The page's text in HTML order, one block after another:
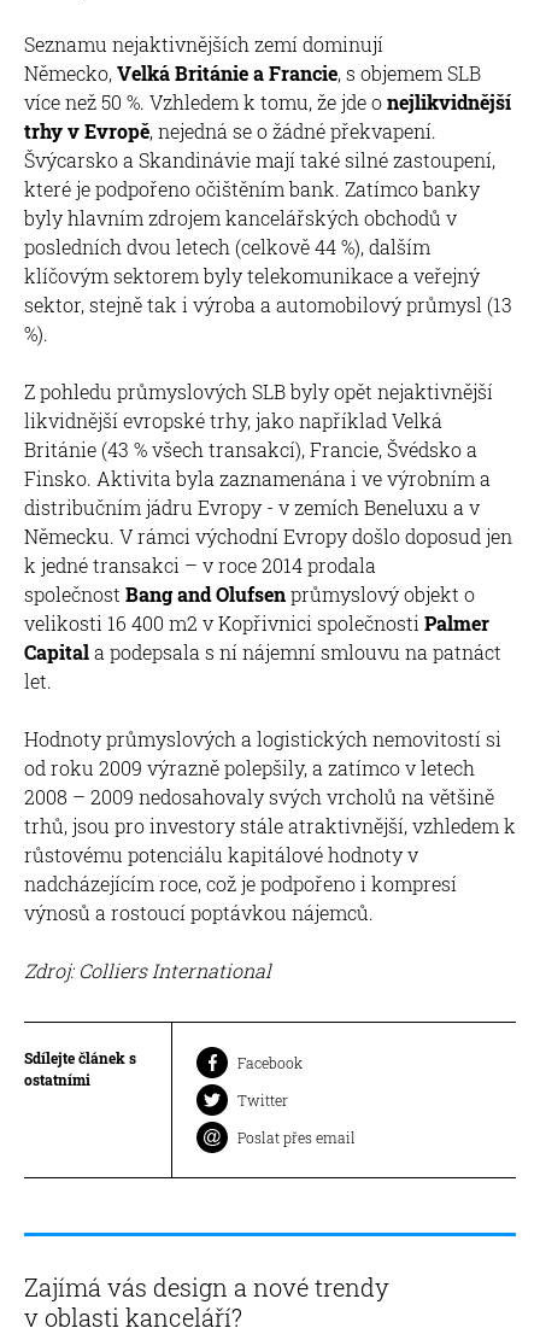
Seznamu nejaktivnějších zemí dominují
Německo,Velká Británie a Francie, s objemem SLB
více než 50 %. Vzhledem k tomu, že jde onejlikvidnější
trhy v Evropě, nejedná se o žádné překvapení.
Švýcarsko a Skandinávie mají také silné zastoupení,
které je podpořeno očištěním bank. Zatímco banky
byly hlavním zdrojem kancelářských obchodů v
posledních dvou letech (celkově 44 %), dalším
klíčovým sektorem byly telekomunikace a veřejný
sektor, stejně tak i výroba a automobilový průmysl (13
%).
Z pohledu průmyslových SLB byly opět nejaktivnější
likvidnější evropské trhy, jako například Velká
Británie (43 % všech transakcí), Francie, Švédsko a
Finsko. Aktivita byla zaznamenána i ve výrobním a
distribučním jádru Evropy - v zemích Beneluxu a v
Německu. V rámci východní Evropy došlo doposud jen
k jedné transakci – v roce 2014 prodala
společnost Bang and Olufsenprůmyslový objekt o
velikosti 16 400 m2 v Kopřivnici společnosti Palmer
Capitala podepsala s ní nájemní smlouvu na patnáct
let.
Hodnoty průmyslových a logistických nemovitostí si
od roku 2009 výrazně polepšily, a zatímco v letech
2008 – 2009 nedosahovaly svých vrcholů na většině
trhů, jsou pro investory stále atraktivnější, vzhledem k
růstovému potenciálu kapitálové hodnoty v
nadcházejícím roce, což je podpořeno i kompresí
výnosů a rostoucí poptávkou nájemců.
Zdroj: Colliers International
Sdílejte článek s
ostatními
Facebook
Twitter
Poslat přes email
Zajímá vás design a nové trendy
v oblasti kanceláří?